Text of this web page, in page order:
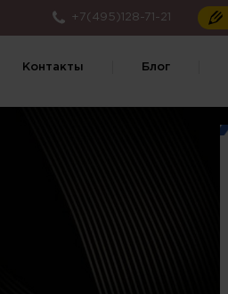
+7(495)128-71-21
Контакты Блог